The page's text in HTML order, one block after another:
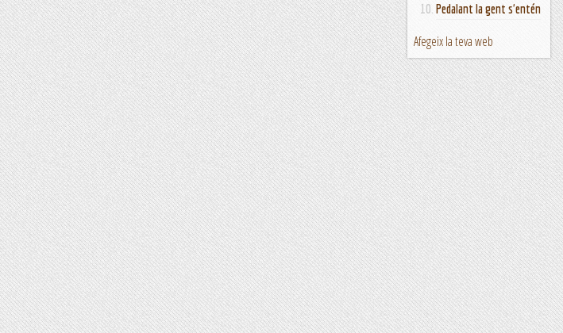
Pedalant la gent s'entén
Afegeix la teva web